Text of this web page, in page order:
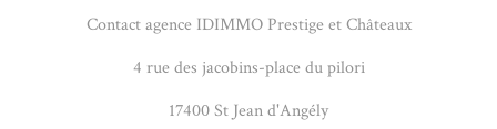
Contact agence IDIMMO Prestige et Châteaux
4 rue des jacobins-place du pilori
17400 St Jean d'Angély